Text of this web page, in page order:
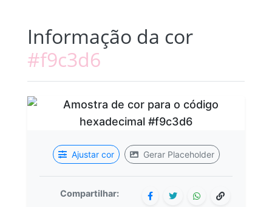
Informação da cor
#f9c3d6
Ajustar cor Gerar Placeholder
Compartilhar: